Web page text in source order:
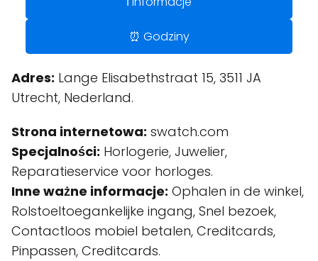
⏰ Godziny
Adres: Lange Elisabethstraat 15, 3511 JA
Utrecht, Nederland.
Strona internetowa: swatch.com
Specjalności: Horlogerie, Juwelier,
Reparatieservice voor horloges.
Inne ważne informacje: Ophalen in de winkel,
Rolstoeltoegankelijke ingang, Snel bezoek,
Contactloos mobiel betalen, Creditcards,
Pinpassen, Creditcards.